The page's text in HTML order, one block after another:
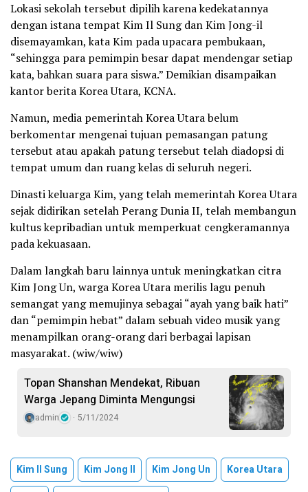
Lokasi sekolah tersebut dipilih karena kedekatannya
dengan istana tempat Kim Il Sung dan Kim Jong-il
disemayamkan, kata Kim pada upacara pembukaan,
“sehingga para pemimpin besar dapat mendengar setiap
kata, bahkan suara para siswa.” Demikian disampaikan
kantor berita Korea Utara, KCNA.
Namun, media pemerintah Korea Utara belum
berkomentar mengenai tujuan pemasangan patung
tersebut atau apakah patung tersebut telah diadopsi di
tempat umum dan ruang kelas di seluruh negeri.
Dinasti keluarga Kim, yang telah memerintah Korea Utara
sejak didirikan setelah Perang Dunia II, telah membangun
kultus kepribadian untuk memperkuat cengkeramannya
pada kekuasaan.
Dalam langkah baru lainnya untuk meningkatkan citra
Kim Jong Un, warga Korea Utara merilis lagu penuh
semangat yang memujinya sebagai “ayah yang baik hati”
dan “pemimpin hebat” dalam sebuah video musik yang
menampilkan orang-orang dari berbagai lapisan
masyarakat. (wiw/wiw)
Topan Shanshan Mendekat, Ribuan
Warga Jepang Diminta Mengungsi
admin 5/11/2024
Kim Il Sung Kim Jong Il Kim Jong Un
Korea Utara